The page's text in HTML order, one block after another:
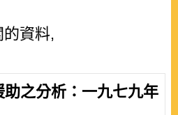
的資料,
助之分析：一九七九年